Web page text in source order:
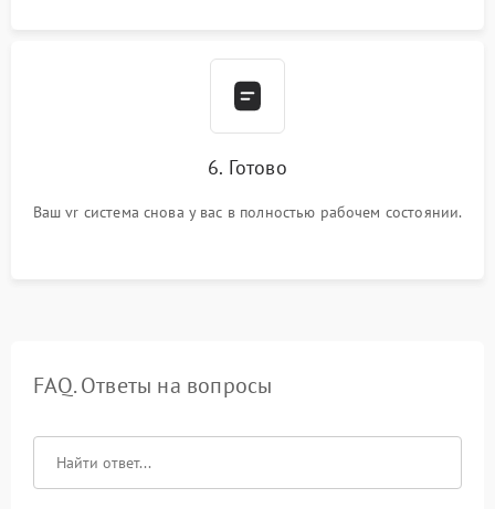
6. Готово
Ваш vr система снова у вас в полностью рабочем состоянии.
FAQ. Ответы на вопросы